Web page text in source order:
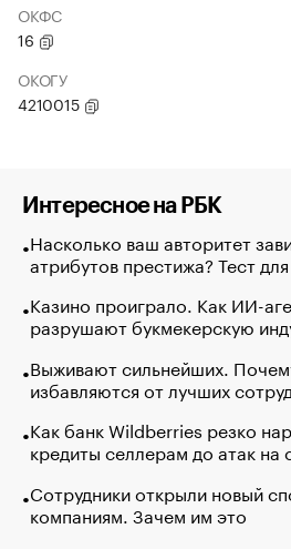
ОКФС
16
ОКОГУ
4210015
Интересное на РБК
Насколько ваш авторитет
атрибутов престижа? Тест
Казино проиграло. Как ИИ-
разрушают букмекерскую
Выживают сильнейших.
избавляются от лучших
Как банк Wildberries резко
кредиты селлерам до атак на
Сотрудники открыли новый
компаниям. Зачем им это